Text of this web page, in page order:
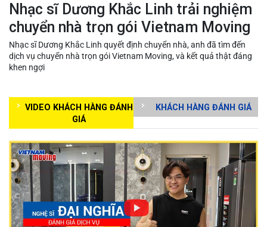
Nhạc sĩ Dương Khắc Linh trải nghiệm
chuyển nhà trọn gói Vietnam Moving
Nhạc sĩ Dương Khắc Linh quyết định chuyển nhà, anh đã tìm đến
dịch vụ chuyển nhà trọn gói Vietnam Moving, và kết quả thật đáng
khen ngợi
VIDEO KHÁCH HÀNG ĐÁNH
GIÁ
KHÁCH HÀNG ĐÁNH GIÁ